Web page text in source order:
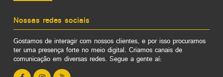
Nossas redes sociais
Gostamos de interagir com nossos clientes, e por isso procuramos
ter uma presença forte no meio digital. Criamos canais de
comunicação em diversas redes. Segue a gente aí: